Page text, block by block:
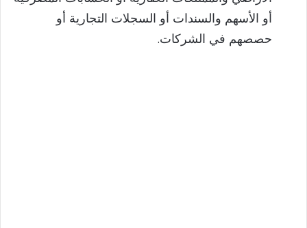
أو الأسهم والسندات أو السجلات التجارية أو
حصصهم في الشركات.